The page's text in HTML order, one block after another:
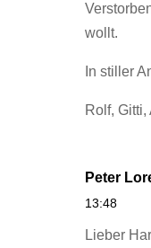
wollt.
In stiller
Rolf, Gitti,
Peter
13:48
Lieber